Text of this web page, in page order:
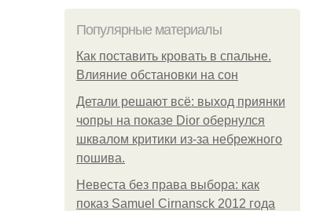
Популярные материалы
Как поставить кровать в спальне.
Влияние обстановки на сон
Детали решают всё: выход приянки
чопры на показе Dior обернулся
шквалом критики из-за небрежного
пошива.
Невеста без права выбора: как
показ Samuel Cirnansck 2012 года